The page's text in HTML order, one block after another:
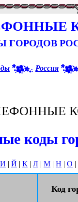
ГОРОДОВ
Россия
коды
И | Й | К | Л | М | Н | О |
Код